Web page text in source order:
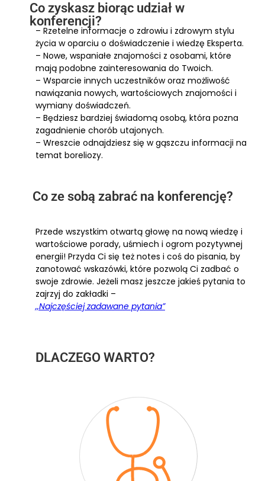
Co zyskasz biorąc udział w
konferencji?
– Rzetelne informacje o zdrowiu i zdrowym stylu
życia w oparciu o doświadczenie i wiedzę Eksperta.
– Nowe, wspaniałe znajomości z osobami, które
mają podobne zainteresowania do Twoich.
– Wsparcie innych uczestników oraz możliwość
nawiązania nowych, wartościowych znajomości i
wymiany doświadczeń.
– Będziesz bardziej świadomą osobą, która pozna
zagadnienie chorób utajonych.
– Wreszcie odnajdziesz się w gąszczu informacji na
temat boreliozy.
Co ze sobą zabrać na konferencję?
Przede wszystkim otwartą głowę na nową wiedzę i
wartościowe porady, uśmiech i ogrom pozytywnej
energii! Przyda Ci się też notes i coś do pisania, by
zanotować wskazówki, które pozwolą Ci zadbać o
swoje zdrowie. Jeżeli masz jeszcze jakieś pytania to
zajrzyj do zakładki –
,,Najczęściej zadawane pytania”
DLACZEGO WARTO?